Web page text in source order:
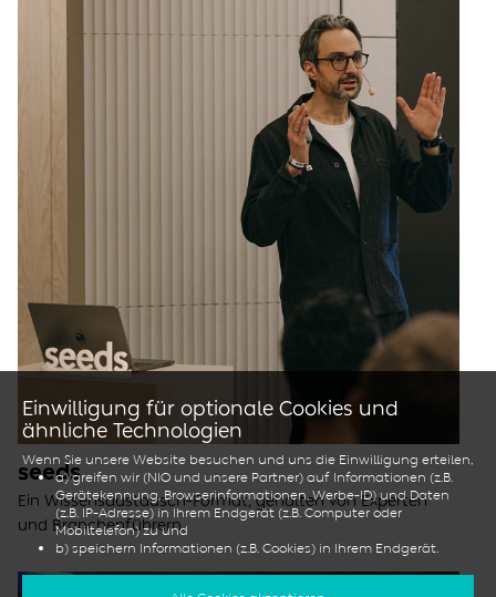
Einwilligung für optionale Cookies und
ähnliche Technologien
Wenn Sie unsere Website besuchen und uns die Einwilligung erteilen,
a) greifen wir (NIO und unsere Partner) auf Informationen (z.B.
Gerätekennung, Browserinformationen, Werbe-ID) und Daten
(z.B. IP-Adresse) in Ihrem Endgerät (z.B. Computer oder
Mobiltelefon) zu und
b) speichern Informationen (z.B. Cookies) in Ihrem Endgerät.
Dies tun wir, um unsere Website zu optimieren sowie, um sie für Sie
seeds
Ein Wissensaustausch-Format, gehalten von Experten
und Branchenführern.